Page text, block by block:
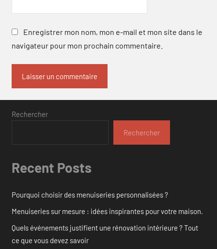
Enregistrer mon nom, mon e-mail et mon site dans le
navigateur pour mon prochain commentaire.
Rechercher
Rechercher
Recent Posts
Pourquoi choisir des menuiseries personnalisées ?
Menuiseries sur mesure : idées inspirantes pour votre maison.
Quels événements justifient une rénovation intérieure ? Tout
ce que vous devez savoir